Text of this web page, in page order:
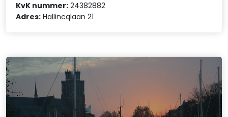
KvK nummer: 24382882
Adres: Hallincqlaan 21